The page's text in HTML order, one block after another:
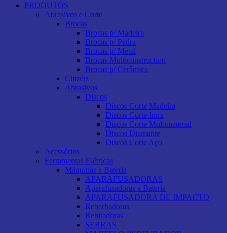
PRODUTOS
Abrasivos e Corte
Brocas
Brocas p/ Madeira
Brocas p/ Pedra
Brocas p/ Metal
Brocas Multiconstruction
Brocas p/ Cerâmica
Cinzéis
Abrasivos
Discos
Discos Corte Madeira
Discos Corte Inox
Discos Corte Multimaterial
Discos Diamante
Discos Corte Aço
Acessórios
Ferramentas Elétricas
Máquinas a Bateria
APARAFUSADORAS
Aparafusadoras a Bateria
APARAFUSADORA DE IMPACTO
Rebarbadoras
Rebitadoras
SERRAS